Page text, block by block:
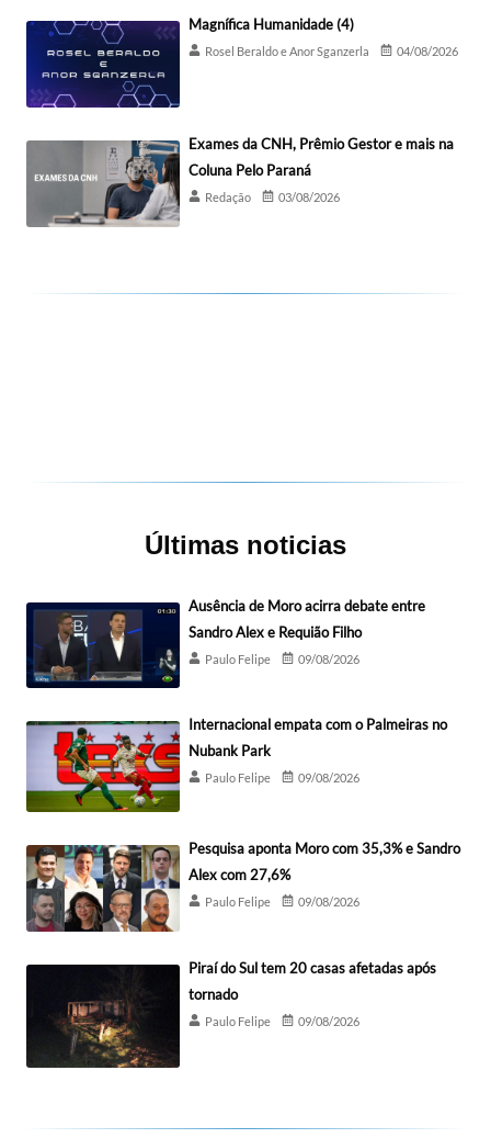
Magnífica Humanidade (4)
Rosel Beraldo e Anor Sganzerla 04/08/2026
Exames da CNH, Prêmio Gestor e mais na
Coluna Pelo Paraná
Redação 03/08/2026
Últimas noticias
Ausência de Moro acirra debate entre
Sandro Alex e Requião Filho
Paulo Felipe 09/08/2026
Internacional empata com o Palmeiras no
Nubank Park
Paulo Felipe 09/08/2026
Pesquisa aponta Moro com 35,3% e Sandro
Alex com 27,6%
Paulo Felipe 09/08/2026
Piraí do Sul tem 20 casas afetadas após
tornado
Paulo Felipe 09/08/2026